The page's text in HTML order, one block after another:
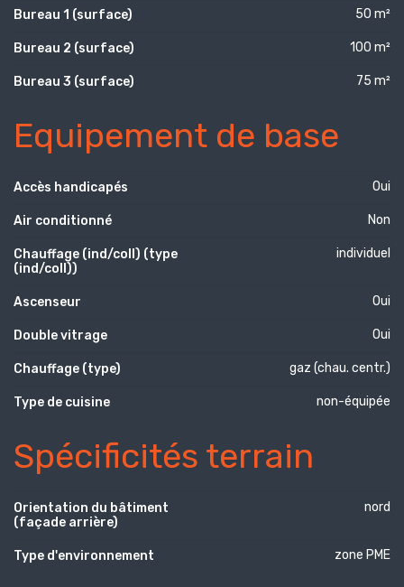
Bureau 1 (surface) 50 m²
Bureau 2 (surface) 100 m²
Bureau 3 (surface) 75 m²
Equipement de base
Accès handicapés Oui
Air conditionné Non
Chauffage (ind/coll) (type
(ind/coll))
individuel
Ascenseur Oui
Double vitrage Oui
Chauffage (type) gaz (chau. centr.)
Type de cuisine non-équipée
Spécificités terrain
Orientation du bâtiment
(façade arrière)
nord
Type d'environnement zone PME